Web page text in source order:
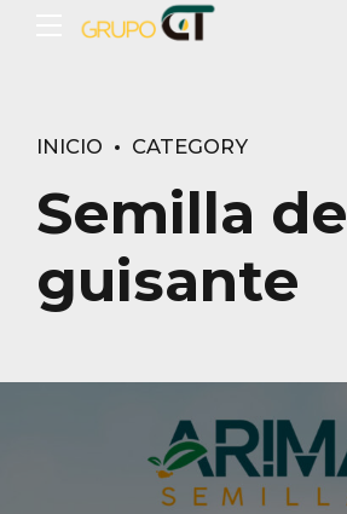
INICIO CATEGORY
Semilla de
guisante